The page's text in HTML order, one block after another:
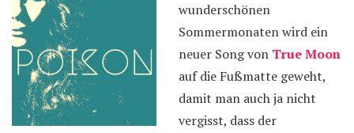
wunderschönen
Sommermonaten wird ein
neuer Song von True Moon
auf die Fußmatte geweht,
damit man auch ja nicht
vergisst, dass der